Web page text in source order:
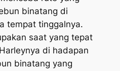
binatang di
tempat tinggalnya.
saat yang tepat
di hadapan
binatang yang